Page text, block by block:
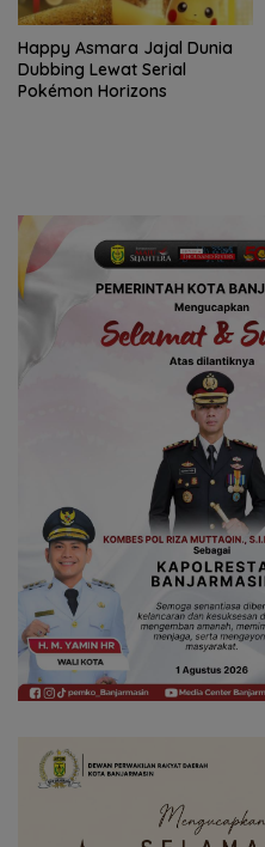
Happy Asmara Jajal Dunia
Dubbing Lewat Serial
Pokémon Horizons